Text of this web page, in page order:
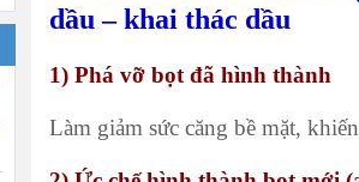
dầu – khai thác dầu
1) Phá vỡ bọt đã hình thành
Làm giảm sức căng bề mặt,